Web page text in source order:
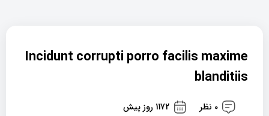
Incidunt corrupti porro facilis maxime
blanditiis
0 نظر 1172 روز پیش